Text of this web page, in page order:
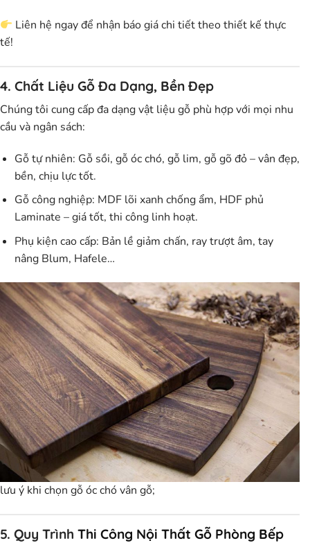
Liên hệ ngay để nhận báo giá chi tiết theo thiết kế thực
tế!
4. Chất Liệu Gỗ Đa Dạng, Bền Đẹp
Chúng tôi cung cấp đa dạng vật liệu gỗ phù hợp với mọi nhu
cầu và ngân sách:
Gỗ tự nhiên: Gỗ sồi, gỗ óc chó, gỗ lim, gỗ gõ đỏ – vân đẹp,
bền, chịu lực tốt.
Gỗ công nghiệp: MDF lõi xanh chống ẩm, HDF phủ
Laminate – giá tốt, thi công linh hoạt.
Phụ kiện cao cấp: Bản lề giảm chấn, ray trượt âm, tay
nâng Blum, Hafele…
lưu ý khi chọn gỗ óc chó vân gỗ;
5. Quy Trình Thi Công Nội Thất Gỗ Phòng Bếp